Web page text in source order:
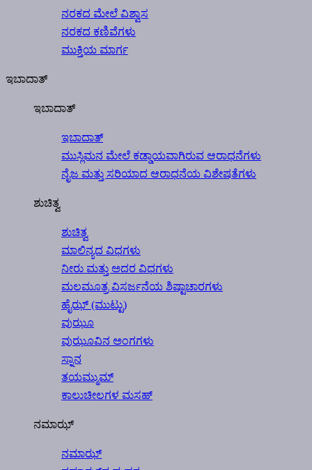
ನರಕದ ಮೇಲೆ ವಿಶ್ವಾಸ
ನರಕದ ಕಣಿವೆಗಳು
ಮುಕ್ತಿಯ ಮಾರ್ಗ
ಇಬಾದಾತ್
ಇಬಾದಾತ್
ಇಬಾದಾತ್
ಮುಸ್ಲಿಮನ ಮೇಲೆ ಕಡ್ಡಾಯವಾಗಿರುವ ಆರಾಧನೆಗಳು
ನೈಜ ಮತ್ತು ಸರಿಯಾದ ಆರಾಧನೆಯ ವಿಶೇಷತೆಗಳು
ಶುಚಿತ್ವ
ಶುಚಿತ್ವ
ಮಾಲಿನ್ಯದ ವಿಧಗಳು
ನೀರು ಮತ್ತು ಅದರ ವಿಧಗಳು
ಮಲಮೂತ್ರ ವಿಸರ್ಜನೆಯ ಶಿಷ್ಟಾಚಾರಗಳು
ಹೈಝ್ (ಮುಟ್ಟು)
ವುಝೂ
ವುಝೂವಿನ ಅಂಗಗಳು
ಸ್ನಾನ
ತಯಮ್ಮುಮ್
ಕಾಲುಚೀಲಗಳ ಮಸಹ್
ನಮಾಝ್
ನಮಾಝ್